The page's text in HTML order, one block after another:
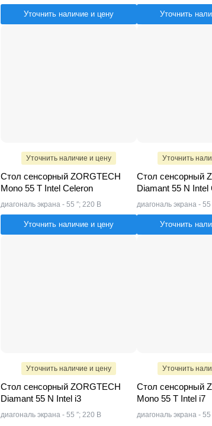
Уточнить наличие и цену Уточнить
Уточнить наличие и цену
Стол сенсорный ZORGTECH
Mono 55 T Intel Celeron
диагональ экрана - 55 ″; 220 В
Уточнить наличие и цену
Уточнить
Стол сенсорный
Diamant 55 N Intel
диагональ экрана -
Уточнить
Уточнить наличие и цену
Стол сенсорный ZORGTECH
Diamant 55 N Intel i3
диагональ экрана - 55 ″; 220 В
Уточнить
Стол сенсорный
Mono 55 T Intel i7
диагональ экрана -